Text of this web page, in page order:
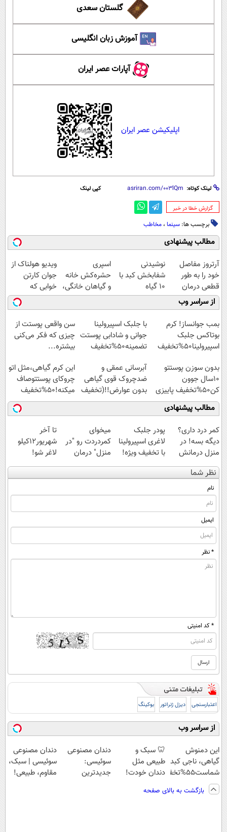
گلستان سعدی
آموزش زبان انگلیسی
آپارات عصر ایران
اپلیکیشن عصر ایران
لینک کوتاه: کپی لینک
‌گزارش خطا در خبر
برچسب ها: سینما ، مخاطب
مطالب پیشنهادی
آرتروز مفاصل
خود را به طور
قطعی درمان
کنید!
◗پرسش‌نامه◖
نوشیدنی
شفابخش کبد با
10 گیاه
موثر(تخفیف تا
امشب)
اسپری
حشره‌کش خانه
و گیاهان خانگی،
نابودکننده انواع
حشرات خانگی و
آفات
ویدیو هولناک از
جوان کارتن
خوابی که
میلیاردر شد.
آموزش رایگان
از سراسر وب
بمب جوانساز! کرم
بوتاکس جلبک
اسپیرولینا50%تخفیف
با جلبک اسپیرولینا
جوانی و شادابی پوستت
تضمینه50%تخفیف
سن واقعی پوستت از
چیزی که فکر می‌کنی
بیشتره...
بدون سوزن پوستتو
10سال جوون
کن50%تخفیف پاییزی
آبرسانی عمقی و
ضدچروک قوی گیاهی
بدون عوارض!!(تخفیف
تا امشب)
این کرم گیاهی،مثل اتو
چروکای پوستتوصاف
میکنه!50%تخفیف
مطالب پیشنهادی
کمر درد داری؟
دیگه بسه! در
منزل درمانش
کن
(◀پرسش‌نامه)
پودر جلبک
لاغری اسپیرولینا
با تخفیف ویژه!
قوی ترین
میخوای
کمردردت رو "در
منزل" درمان
کنی؟ (◂فیلم +
تا آخر
شهریور12کیلو
لاغر شو!
نظر شما
نام
ایمیل
* نظر
* کد امنیتی
اعتبارسنجی دیزل ژنراتور بوکینگ
از سراسر وب
این دمنوش
گیاهی، ناجی کبد
شماست55%تخفیف
🦷 سبک و
طبیعی مثل
دندان خودت!
پرداخت اقساطی
دندان مصنوعی
سوئیسی:
جدیدترین
دندان مصنوعی
سوئیسی | سبک،
مقاوم، طبیعی!
بازگشت به بالای صفحه